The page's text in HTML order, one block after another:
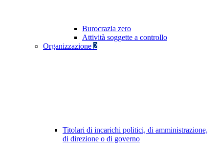
Burocrazia zero
Attività soggette a controllo
Organizzazione 2
Titolari di incarichi politici, di amministrazione,
di direzione o di governo